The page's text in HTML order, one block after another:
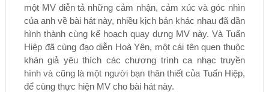
một MV diễn tả những cảm nhận, cảm xúc và góc nhìn
của anh về bài hát này, nhiều kịch bản khác nhau đã dần
hình thành cùng kế hoạch quay dựng MV này. Và Tuấn
Hiệp đã cùng đạo diễn Hoà Yên, một cái tên quen thuộc
khán giả yêu thích các chương trình ca nhạc truyền
hình và cũng là một người bạn thân thiết của Tuấn Hiệp,
để cùng thực hiện MV cho bài hát này.